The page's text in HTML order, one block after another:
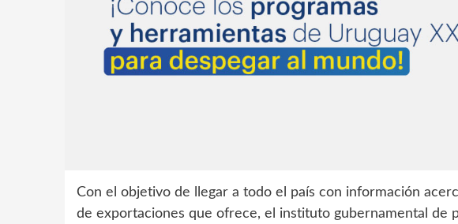
Con el objetivo de llegar a todo el país con información
de exportaciones que ofrece, el instituto gubernamental de